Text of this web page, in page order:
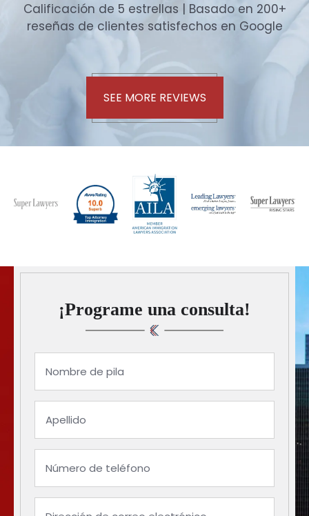
Calificación de 5 estrellas | Basado en 200+
reseñas de clientes satisfechos en Google
SEE MORE REVIEWS
¡Programe una consulta!